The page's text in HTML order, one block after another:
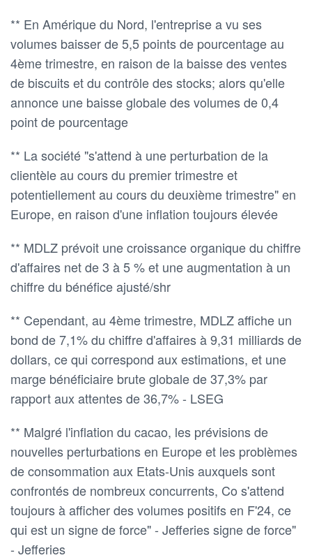
** En Amérique du Nord, l'entreprise a vu ses
volumes baisser de 5,5 points de pourcentage au
4ème trimestre, en raison de la baisse des ventes
de biscuits et du contrôle des stocks; alors qu'elle
annonce une baisse globale des volumes de 0,4
point de pourcentage
** La société "s'attend à une perturbation de la
clientèle au cours du premier trimestre et
potentiellement au cours du deuxième trimestre" en
Europe, en raison d'une inflation toujours élevée
** MDLZ prévoit une croissance organique du chiffre
d'affaires net de 3 à 5 % et une augmentation à un
chiffre du bénéfice ajusté/shr
** Cependant, au 4ème trimestre, MDLZ affiche un
bond de 7,1% du chiffre d'affaires à 9,31 milliards de
dollars, ce qui correspond aux estimations, et une
marge bénéficiaire brute globale de 37,3% par
rapport aux attentes de 36,7% - LSEG
** Malgré l'inflation du cacao, les prévisions de
nouvelles perturbations en Europe et les problèmes
de consommation aux Etats-Unis auxquels sont
confrontés de nombreux concurrents, Co s'attend
toujours à afficher des volumes positifs en F'24, ce
qui est un signe de force" - Jefferies signe de force"
- Jefferies